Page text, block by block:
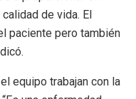
de vida. El
paciente pero también
equipo trabajan con la